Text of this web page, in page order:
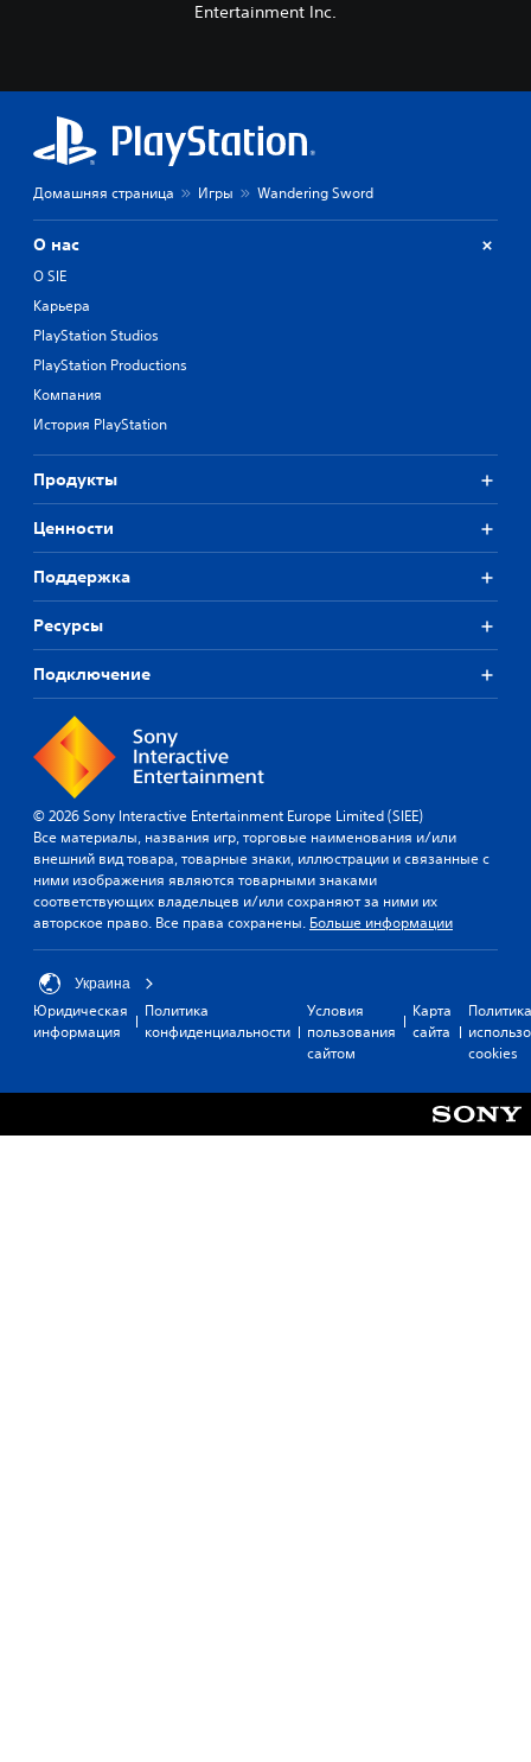
Entertainment Inc.
Домашняя страница Игры Wandering Sword
О нас
О SIE
Карьера
PlayStation Studios
PlayStation Productions
Компания
История PlayStation
Продукты
Ценности
Поддержка
Ресурсы
Подключение
© 2026 Sony Interactive Entertainment Europe Limited (SIEE)
Все материалы, названия игр, торговые наименования и/или
внешний вид товара, товарные знаки, иллюстрации и связанные с
ними изображения являются товарными знаками
соответствующих владельцев и/или сохраняют за ними их
авторское право. Все права сохранены. Больше информации
Украина
Юридическая
информация
Политика
конфиденциальности
Условия
пользования
сайтом
Карта
сайта
Политика
cookies